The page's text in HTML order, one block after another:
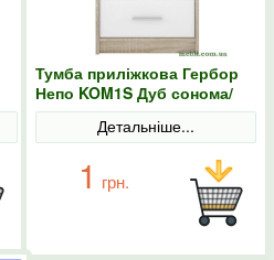
Тумба приліжкова Гербор
Непо KOM1S Дуб сонома/
Німфея альба
Детальніше...
1 грн.